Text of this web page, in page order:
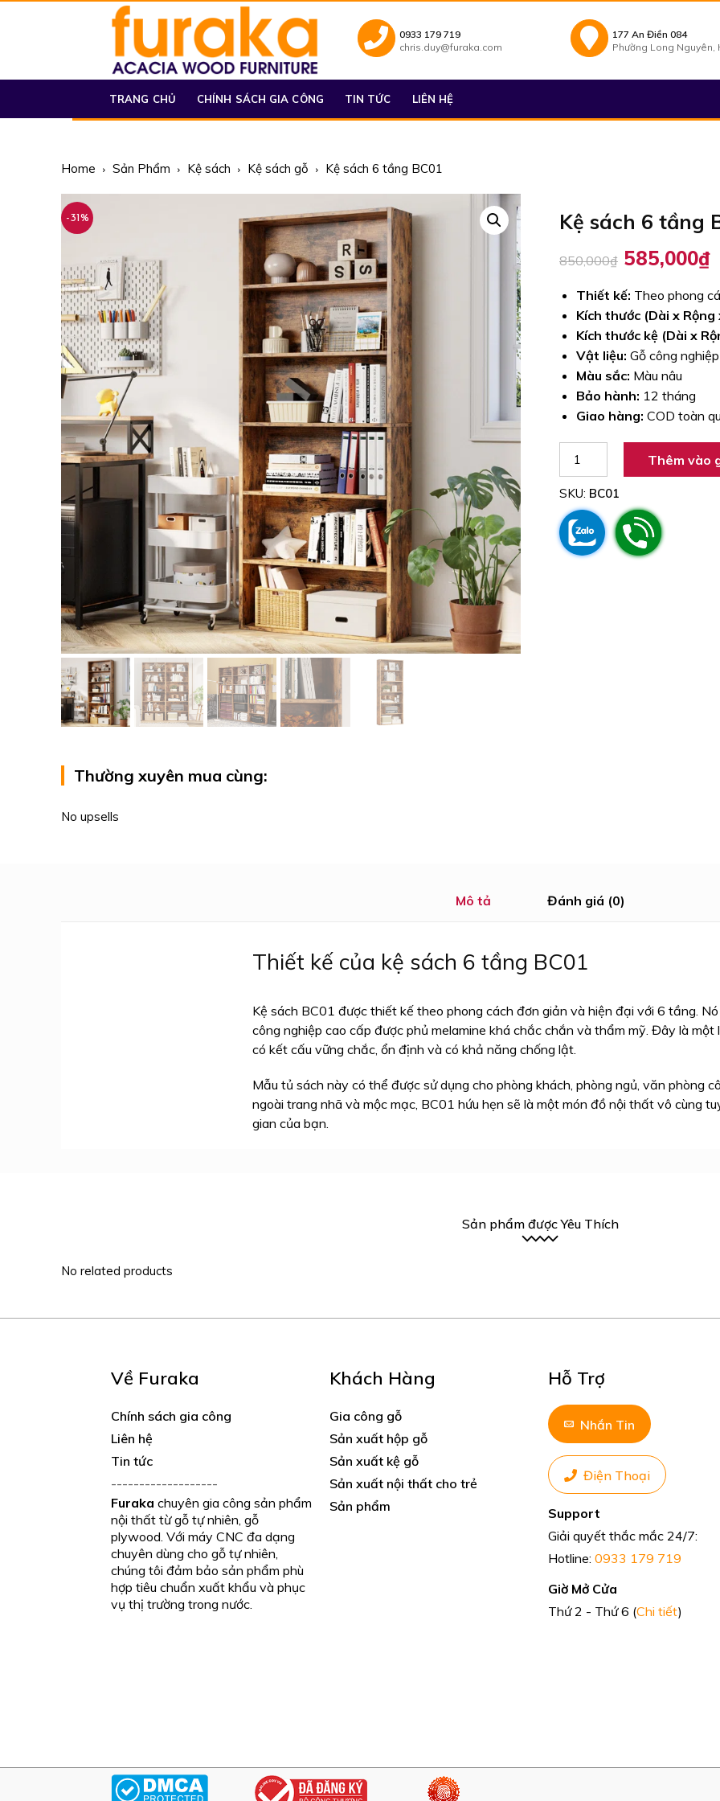
0933 179 719
chris.duy@furaka.com
177 An Điền 084
Phường Long Nguyên,
TRANG CHỦ CHÍNH SÁCH GIA CÔNG TIN TỨC LIÊN HỆ
Home Sản Phẩm Kệ sách Kệ sách gỗ Kệ sách 6 tầng BC01
-31% Kệ sách 6 tầng
850,000₫ Giá
là:
850,000₫.
585,000₫
Thiết kế: Theo phong
Kích thước (Dài x Rộng
Kích thước kệ (Dài x
Vật liệu: Gỗ công
Màu sắc: Màu nâu
Bảo hành: 12 tháng
Giao hàng: COD toàn
sách
tầng
BC01
số
lượng
Thêm vào
SKU: BC01
Thường xuyên mua cùng:
Mô tả Đánh giá (0)
Thiết kế của kệ sách 6 tầng BC01
Kệ sách BC01 được thiết kế theo phong cách đơn giản và hiện đại với 6 tầng.
công nghiệp cao cấp được phủ melamine khá chắc chắn và thẩm mỹ. Đây là một
có kết cấu vững chắc, ổn định và có khả năng chống lật.
Mẫu tủ sách này có thể được sử dụng cho phòng khách, phòng ngủ, văn phòng
ngoài trang nhã và mộc mạc, BC01 hứu hẹn sẽ là một món đồ nội thất vô cùng
gian của bạn.
Sản phẩm được Yêu Thích
Về Furaka
Chính sách gia công
Liên hệ
Tin tức
-------------------
Furaka chuyên gia công sản phẩm
nội thất từ gỗ tự nhiên, gỗ
plywood. Với máy CNC đa dạng
chuyên dùng cho gỗ tự nhiên,
chúng tôi đảm bảo sản phẩm phù
hợp tiêu chuẩn xuất khẩu và phục
vụ thị trường trong nước.
Khách Hàng
Gia công gỗ
Sản xuất hộp gỗ
Sản xuất kệ gỗ
Sản xuất nội thất cho trẻ
Sản phẩm
Hỗ Trợ
Nhắn Tin
Điện Thoại
Support
Giải quyết thắc mắc 24/7:
Hotline: 0933 179 719
Giờ Mở Cửa
Thứ 2 - Thứ 6 (Chi tiết)